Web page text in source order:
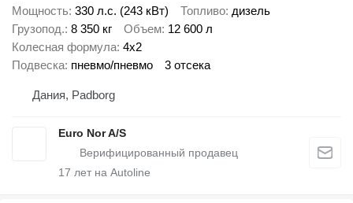
Мощность 330 л.с. (243 кВт) Топливо дизель
Грузопод. 8 350 кг Объем 12 600 л
Колесная формула 4x2
Подвеска пневмо/пневмо 3 отсека
Дания, Padborg
Euro Nor A/S
17 лет на Autoline